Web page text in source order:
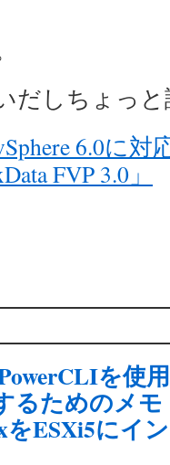
だしちょっ
6.0に
FVP 3.0」
を使
るためのメモ
をESXi5にイ